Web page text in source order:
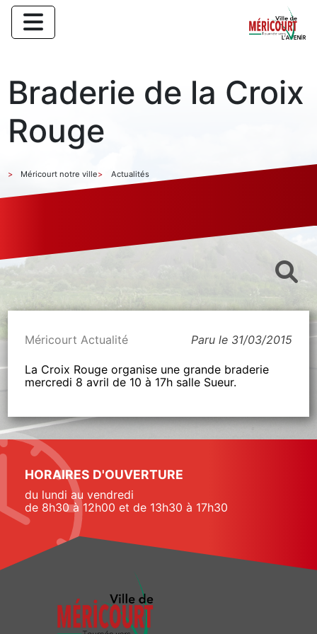
Braderie de la Croix
Rouge
Méricourt notre ville Actualités
Méricourt Actualité Paru le 31/03/2015
La Croix Rouge organise une grande braderie
mercredi 8 avril de 10 à 17h salle Sueur.
HORAIRES D'OUVERTURE
du lundi au vendredi
de 8h30 à 12h00 et de 13h30 à 17h30